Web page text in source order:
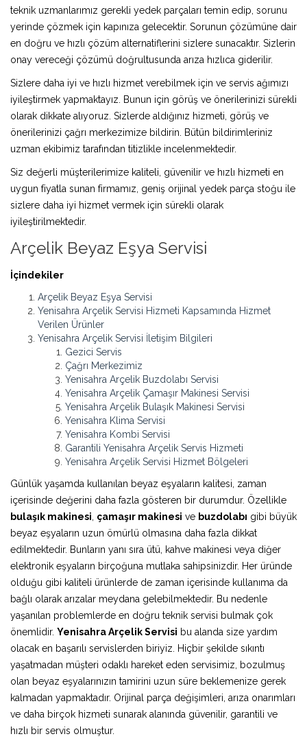
teknik uzmanlarımız gerekli yedek parçaları temin edip, sorunu
yerinde çözmek için kapınıza gelecektir. Sorunun çözümüne dair
en doğru ve hızlı çözüm alternatiflerini sizlere sunacaktır. Sizlerin
onay vereceği çözümü doğrultusunda arıza hızlıca giderilir.
Sizlere daha iyi ve hızlı hizmet verebilmek için ve servis ağımızı
iyileştirmek yapmaktayız. Bunun için görüş ve önerilerinizi sürekli
olarak dikkate alıyoruz. Sizlerde aldığınız hizmeti, görüş ve
önerilerinizi çağrı merkezimize bildirin. Bütün bildirimleriniz
uzman ekibimiz tarafından titizlikle incelenmektedir.
Siz değerli müşterilerimize kaliteli, güvenilir ve hızlı hizmeti en
uygun fiyatla sunan firmamız, geniş orijinal yedek parça stoğu ile
sizlere daha iyi hizmet vermek için sürekli olarak
iyileştirilmektedir.
Arçelik Beyaz Eşya Servisi
İçindekiler
Arçelik Beyaz Eşya Servisi
Yenisahra Arçelik Servisi Hizmeti Kapsamında Hizmet
Verilen Ürünler
Yenisahra Arçelik Servisi İletişim Bilgileri
Gezici Servis
Çağrı Merkezimiz
Yenisahra Arçelik Buzdolabı Servisi
Yenisahra Arçelik Çamaşır Makinesi Servisi
Yenisahra Arçelik Bulaşık Makinesi Servisi
Yenisahra Klima Servisi
Yenisahra Kombi Servisi
Garantili Yenisahra Arçelik Servis Hizmeti
Yenisahra Arçelik Servisi Hizmet Bölgeleri
Günlük yaşamda kullanılan beyaz eşyaların kalitesi, zaman
içerisinde değerini daha fazla gösteren bir durumdur. Özellikle
bulaşık makinesi çamaşır makinesi ve buzdolabı gibi büyük
beyaz eşyaların uzun ömürlü olmasına daha fazla dikkat
edilmektedir. Bunların yanı sıra ütü, kahve makinesi veya diğer
elektronik eşyaların birçoğuna mutlaka sahipsinizdir. Her üründe
olduğu gibi kaliteli ürünlerde de zaman içerisinde kullanıma da
bağlı olarak arızalar meydana gelebilmektedir. Bu nedenle
yaşanılan problemlerde en doğru teknik servisi bulmak çok
önemlidir. Yenisahra Arçelik Servisi bu alanda size yardım
olacak en başarılı servislerden biriyiz. Hiçbir şekilde sıkıntı
yaşatmadan müşteri odaklı hareket eden servisimiz, bozulmuş
olan beyaz eşyalarınızın tamirini uzun süre beklemenize gerek
kalmadan yapmaktadır. Orijinal parça değişimleri, arıza onarımları
ve daha birçok hizmeti sunarak alanında güvenilir, garantili ve
hızlı bir servis olmuştur.